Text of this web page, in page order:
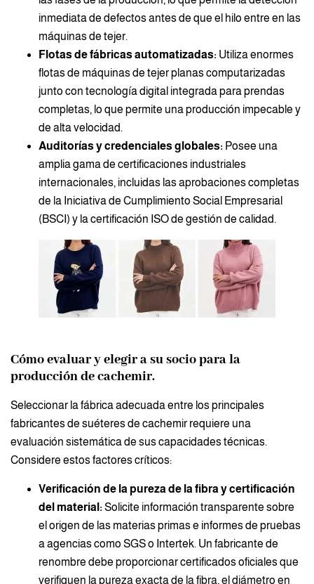
inmediata de defectos antes de que el hilo entre en las
máquinas de tejer.
Flotas de fábricas automatizadas: Utiliza enormes
flotas de máquinas de tejer planas computarizadas
junto con tecnología digital integrada para prendas
completas, lo que permite una producción impecable y
de alta velocidad.
Auditorías y credenciales globales: Posee una
amplia gama de certificaciones industriales
internacionales, incluidas las aprobaciones completas
de la Iniciativa de Cumplimiento Social Empresarial
(BSCI) y la certificación ISO de gestión de calidad.
Cómo evaluar y elegir a su socio para la
producción de cachemir.
Seleccionar la fábrica adecuada entre los principales
fabricantes de suéteres de cachemir requiere una
evaluación sistemática de sus capacidades técnicas.
Considere estos factores críticos:
Verificación de la pureza de la fibra y certificación
del material: Solicite información transparente sobre
el origen de las materias primas e informes de pruebas
a agencias como SGS o Intertek. Un fabricante de
renombre debe proporcionar certificados oficiales que
verifiquen la pureza exacta de la fibra, el diámetro en